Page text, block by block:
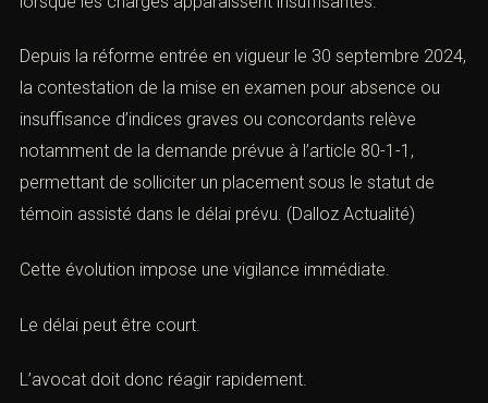
alternative lorsque les charges apparaissent
insuffisantes.
Depuis la réforme entrée en vigueur le 30 septembre
2024, la contestation de la mise en examen pour
absence ou insuffisance d’indices graves ou
l’article 80-1-1, permettant de solliciter un placement
Dalloz Actualité
Cette évolution impose une vigilance immédiate.